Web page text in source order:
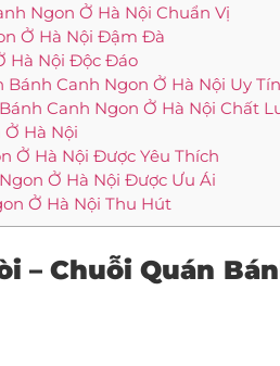
Ngon Ở Hà Nội Chuẩn Vị
Ở Hà Nội Đậm Đà
Hà Nội Độc Đáo
Canh Ngon Ở Hà Nội Uy Tín
Canh Ngon Ở Hà Nội Chất
Hà Nội
Ở Hà Nội Được Yêu Thích
Ở Hà Nội Được Ưu Ái
Ở Hà Nội Thu Hút
– Chuỗi Quán